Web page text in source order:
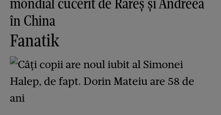
în China
Fanatik